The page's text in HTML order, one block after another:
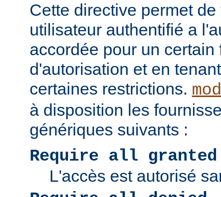
Cette directive permet
utilisateur authentifié a
accordée pour un certain
d'autorisation et en
certaines restrictions.
à disposition les
génériques suivants :
Require all granted
L'accès est autorisé